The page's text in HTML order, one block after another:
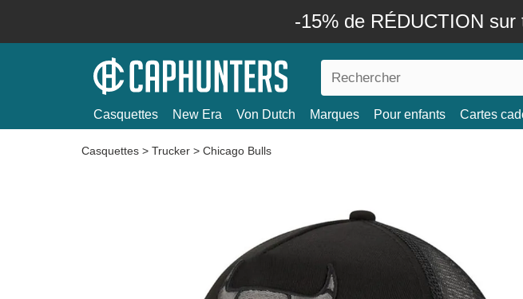
-15% de RÉDUCTION sur
Casquettes New Era Von Dutch Marques Pour enfants Cartes
Casquettes > Trucker > Chicago Bulls